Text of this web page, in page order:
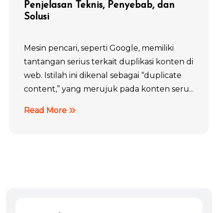
Penjelasan Teknis, Penyebab, dan
Solusi
Mesin pencari, seperti Google, memiliki
tantangan serius terkait duplikasi konten di
web. Istilah ini dikenal sebagai “duplicate
content,” yang merujuk pada konten seru...
Read More